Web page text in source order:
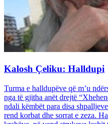
Kalosh Çeliku: Halldupi
Turma e halldupëve që m’u
nga të gjitha anët drejtë
ndali këmbët para disa
rend korbat dhe sorrat e zeza.